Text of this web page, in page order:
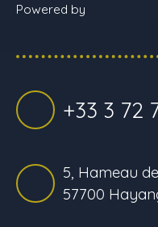
Powered by
+33 3 72
5, Hameau
57700